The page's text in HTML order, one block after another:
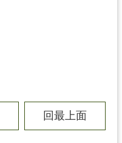
回最上面